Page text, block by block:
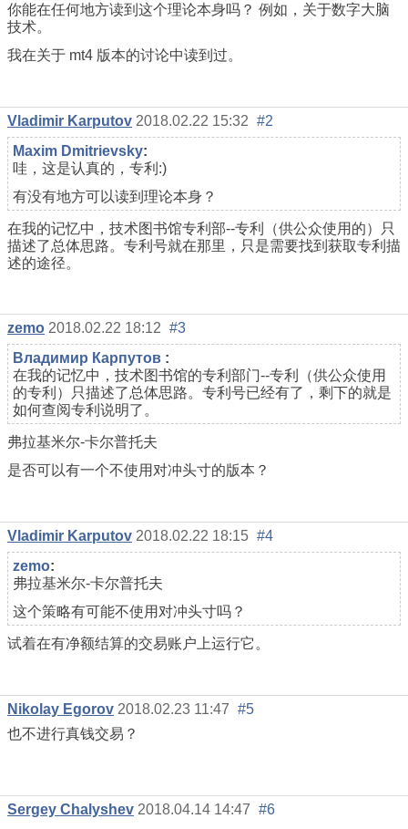
你能在任何地方读到这个理论本身吗？ 例如，关于数字大脑
技术。
我在关于 mt4 版本的讨论中读到过。
Vladimir Karputov 2018.02.22 15:32 #2
Maxim Dmitrievsky:
哇，这是认真的，专利:)
有没有地方可以读到理论本身？
在我的记忆中，技术图书馆专利部--专利（供公众使用的）只
描述了总体思路。专利号就在那里，只是需要找到获取专利描
述的途径。
zemo 2018.02.22 18:12 #3
Владимир Карпутов :
在我的记忆中，技术图书馆的专利部门--专利（供公众使用
的专利）只描述了总体思路。专利号已经有了，剩下的就是
如何查阅专利说明了。
弗拉基米尔-卡尔普托夫
是否可以有一个不使用对冲头寸的版本？
Vladimir Karputov 2018.02.22 18:15 #4
zemo:
弗拉基米尔-卡尔普托夫
这个策略有可能不使用对冲头寸吗？
试着在有净额结算的交易账户上运行它。
Nikolay Egorov 2018.02.23 11:47 #5
也不进行真钱交易？
Sergey Chalyshev 2018.04.14 14:47 #6